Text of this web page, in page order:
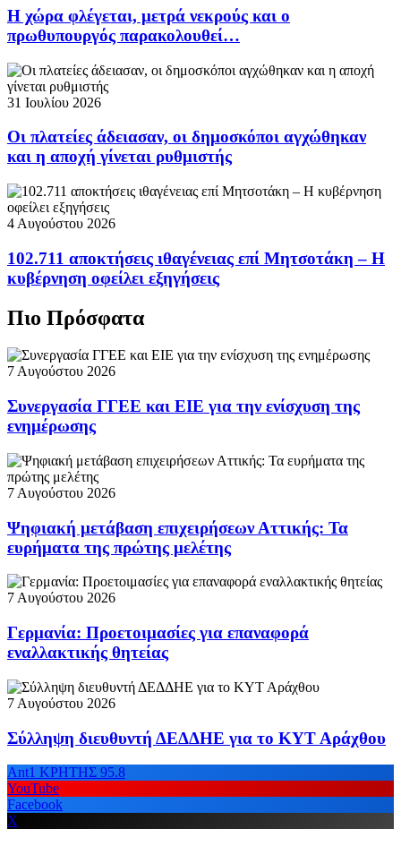
Η χώρα φλέγεται, μετρά νεκρούς και ο
πρωθυπουργός παρακολουθεί…
31 Ιουλίου 2026
Οι πλατείες άδειασαν, οι δημοσκόποι αγχώθηκαν
και η αποχή γίνεται ρυθμιστής
4 Αυγούστου 2026
102.711 αποκτήσεις ιθαγένειας επί Μητσοτάκη – Η
κυβέρνηση οφείλει εξηγήσεις
Πιο Πρόσφατα
7 Αυγούστου 2026
Συνεργασία ΓΓΕΕ και ΕΙΕ για την ενίσχυση της
ενημέρωσης
7 Αυγούστου 2026
Ψηφιακή μετάβαση επιχειρήσεων Αττικής: Τα
ευρήματα της πρώτης μελέτης
7 Αυγούστου 2026
Γερμανία: Προετοιμασίες για επαναφορά
εναλλακτικής θητείας
7 Αυγούστου 2026
Σύλληψη διευθυντή ΔΕΔΔΗΕ για το ΚΥΤ Αράχθου
Ant1 ΚΡΗΤΗΣ 95.8
YouTube
Facebook
X